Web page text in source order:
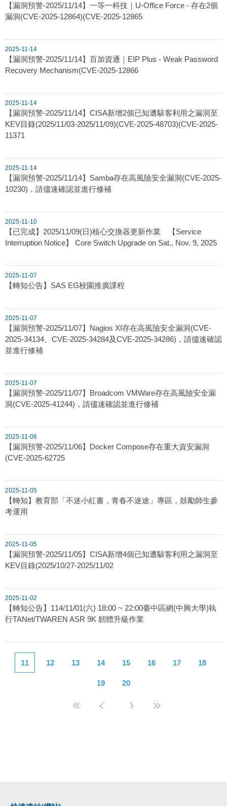
【漏洞預警-2025/11/14】一等一科技｜U-Office Force - 存在2個
漏洞(CVE-2025-12864)(CVE-2025-12865
2025-11-14
【漏洞預警-2025/11/14】百加資通｜EIP Plus - Weak Password
Recovery Mechanism(CVE-2025-12866
2025-11-14
【漏洞預警-2025/11/14】CISA新增2個已知遭駭客利用之漏洞至
KEV目錄(2025/11/03-2025/11/09)(CVE-2025-48703)(CVE-2025-
11371
2025-11-14
【漏洞預警-2025/11/14】Samba存在高風險安全漏洞(CVE-2025-
10230)，請儘速確認並進行修補
2025-11-10
【已完成】2025/11/09(日)核心交換器更新作業 【Service
Interruption Notice】 Core Switch Upgrade on Sat., Nov. 9, 2025
2025-11-07
【轉知公告】SAS EG校園推廣課程
2025-11-07
【漏洞預警-2025/11/07】Nagios XI存在高風險安全漏洞(CVE-
2025-34134、CVE-2025-34284及CVE-2025-34286)，請儘速確認
並進行修補
2025-11-07
【漏洞預警-2025/11/07】Broadcom VMWare存在高風險安全漏
洞(CVE-2025-41244)，請儘速確認並進行修補
2025-11-06
【漏洞預警-2025/11/06】Docker Compose存在重大資安漏洞
(CVE-2025-62725
2025-11-05
【轉知】教育部「不迷小紅書，青春不迷途」專區，鼓勵師生參
考運用
2025-11-05
【漏洞預警-2025/11/05】CISA新增4個已知遭駭客利用之漏洞至
KEV目錄(2025/10/27-2025/11/02
2025-11-02
【轉知公告】114/11/01(六) 18:00 ~ 22:00臺中區網(中興大學)執
行TANet/TWAREN ASR 9K 韌體升級作業
11 12 13 14 15 16 17 18
19 20